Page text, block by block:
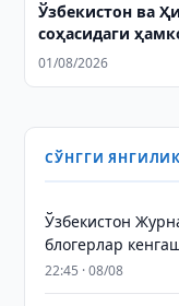
Ўзбекистон ва
соҳасидаги
01/08/2026
СЎНГГИ
Ўзбекистон
блогерлар
22:45 · 08/08